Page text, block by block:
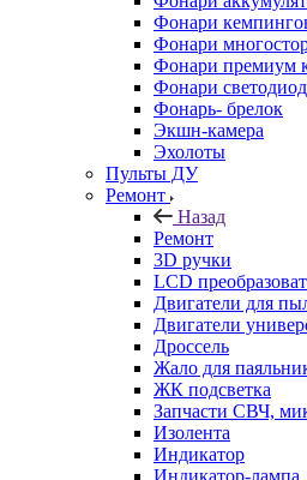
Фонари
Фонари
Фонари премиум
Фонари
Фонарь- брелок
Экшн-камера
Эхолоты
Пульты ДУ
Ремонт
Назад
Ремонт
3D ручки
LCD
Двигатели для
Двигатели
Дроссель
Жало для
ЖК подсветка
Запчасти СВЧ,
Изолента
Индикатор
Индикатор-лампа